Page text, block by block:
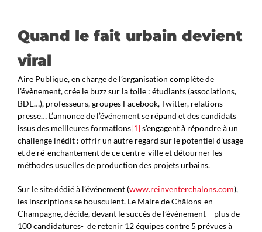
Quand le fait urbain devient
viral
Aire Publique, en charge de l’organisation complète de
l’évènement, crée le buzz sur la toile : étudiants (associations,
BDE…), professeurs, groupes Facebook, Twitter, relations
presse… L’annonce de l’événement se répand et des candidats
issus des meilleures formations[1]s’engagent à répondre à un
challenge inédit : offrir un autre regard sur le potentiel d’usage
et de ré-enchantement de ce centre-ville et détourner les
méthodes usuelles de production des projets urbains.
Sur le site dédié à l’événement (www.reinventerchalons.com),
les inscriptions se bousculent. Le Maire de Châlons-en-
Champagne, décide, devant le succès de l’événement – plus de
100 candidatures- de retenir 12 équipes contre 5 prévues à